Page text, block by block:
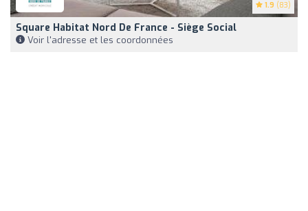
1.9 (83)
Square Habitat Nord De France - Siège Social
Voir l'adresse et les coordonnées